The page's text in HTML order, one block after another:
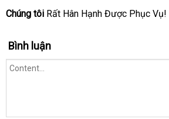
hàng
giá mua
Chúng tôi Rất Hân Hạnh Được Phục Vụ!
Bình luận